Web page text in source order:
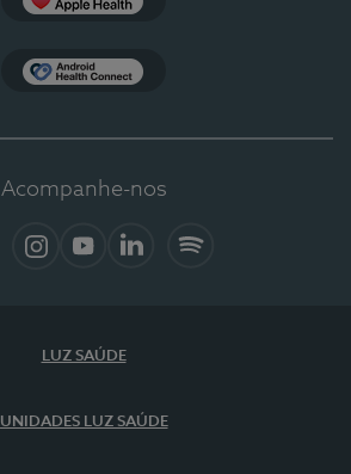
Acompanhe-nos
LUZ SAÚDE
UNIDADES LUZ SAÚDE